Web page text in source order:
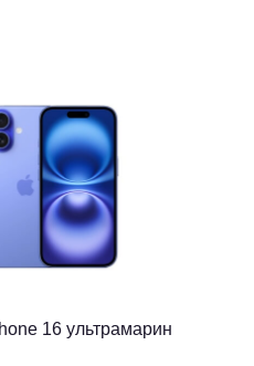
16 ультрамарин